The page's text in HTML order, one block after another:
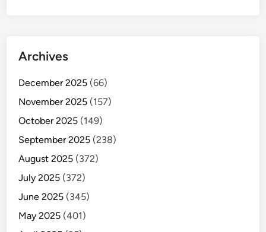
Archives
December 2025 (66)
November 2025 (157)
October 2025 (149)
September 2025 (238)
August 2025 (372)
July 2025 (372)
June 2025 (345)
May 2025 (401)